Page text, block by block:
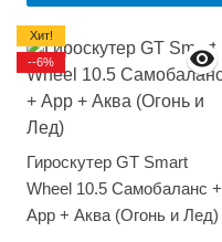
Гироскутер GT Smart
Wheel 10.5 Самобаланс +
App + Аква (Огонь и Лед)
Хит!
--6%